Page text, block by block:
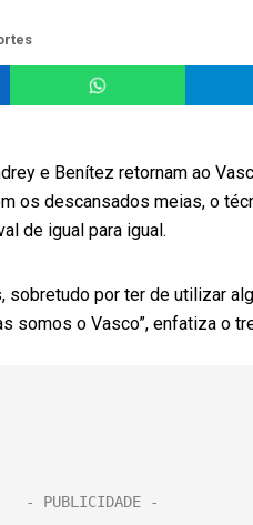
e Benítez retornam ao
os descansados meias, o
de igual para igual.
sobretudo por ter de utilizar
somos o Vasco”, enfatiza o